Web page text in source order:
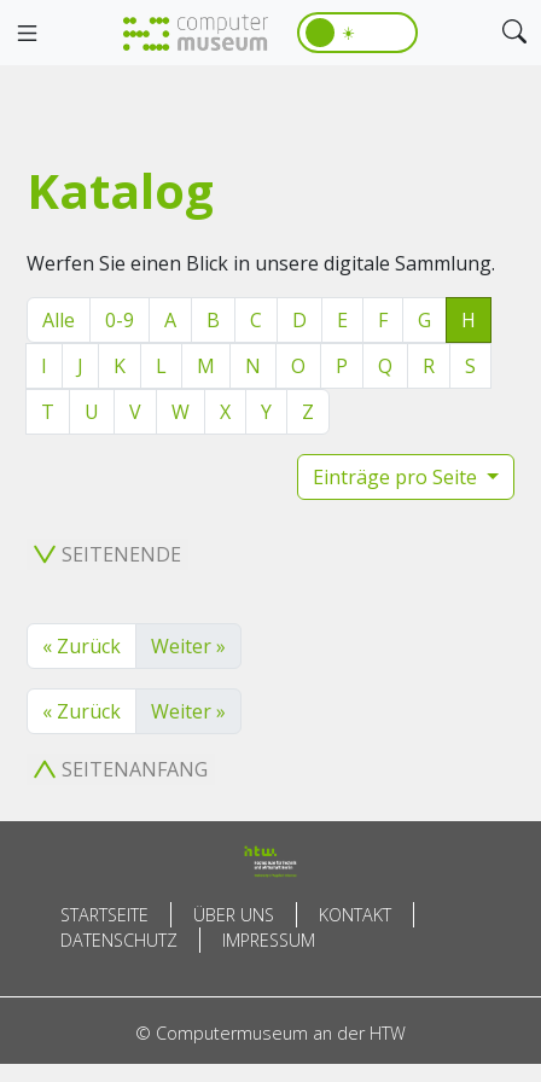
☀️
Katalog
Werfen Sie einen Blick in unsere digitale Sammlung.
Alle 0-9 A B C D E F G
H
I
J K L M N O P Q R
S
T
U V W X Y Z
Einträge pro Seite
SEITENENDE
« Zurück Weiter »
« Zurück Weiter »
SEITENANFANG
STARTSEITE ÜBER UNS
KONTAKT
DATENSCHUTZ
IMPRESSUM
© Computermuseum an der HTW